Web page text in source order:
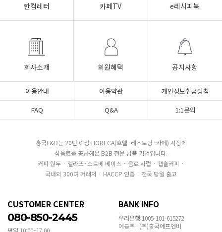
한컵레터 카페TV e레시피북
회사소개 회원혜택 공지사항
이용안내 이용약관
개인정보취급방침
FAQ
Q&A 1:1문의
흥국F&B는 20년 이상 HORECA(호텔·레스토랑·카페) 시장에
식음료를 공급해온 B2B 전문 납품 기업입니다.
커피 원두 · 젤라또·소르베 베이스 · 음료 시럽 · 캡슐커피 ·
국내외 300여 거래처 · HACCP 인증 · 전국 당일 출고
CUSTOMER CENTER
080-850-2445
평일 10:00~17:00
BANK INFO
우리은행 1005-101-615272
예금주 : (주)흥국에프엔비